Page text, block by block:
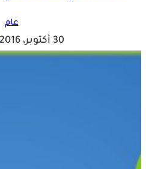
عام
30 أكتوبر، 2016